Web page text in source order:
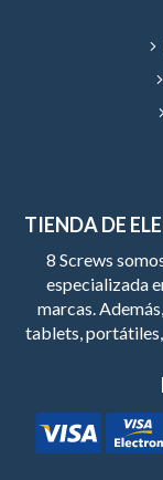
TIENDA DE
8 Screws
especializada
marcas.
tablets, portátiles,